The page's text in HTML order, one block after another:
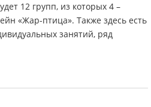
12 групп, из которых 4 –
«Жар-птица». Также здесь есть
занятий, ряд